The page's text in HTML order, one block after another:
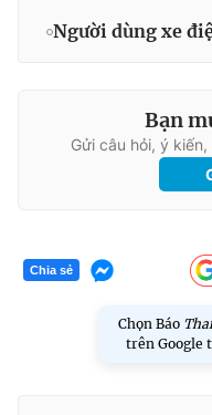
Người dùng xe
Bạn
Gửi câu hỏi, ý
Chia sẻ
Chọn Báo
trên Google